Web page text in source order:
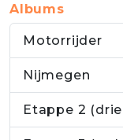
Albums
Motorrijder
Nijmegen
Etappe 2